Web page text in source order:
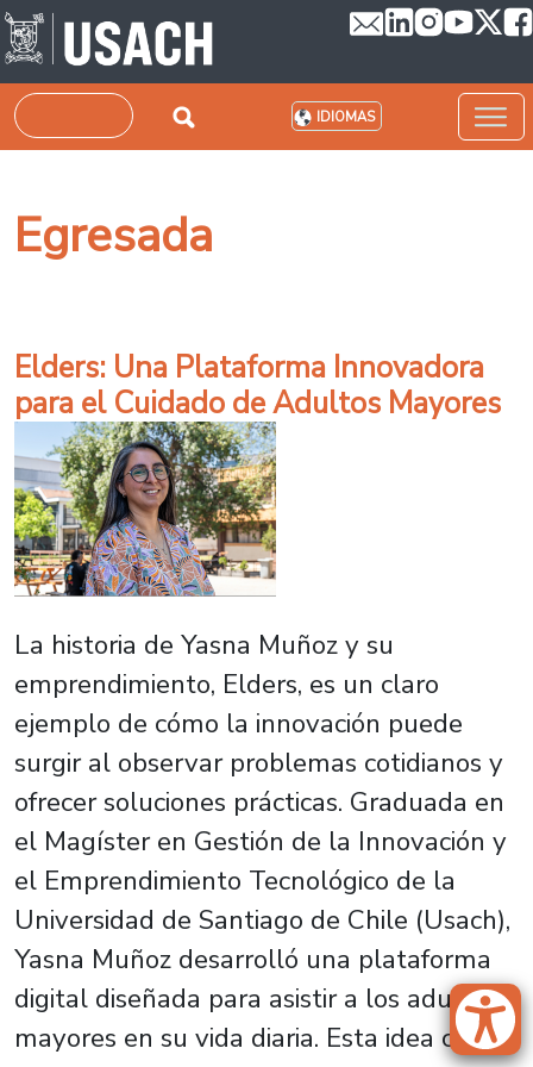
Pasar al contenido principal
Buscar IDIOMAS
Egresada
Elders: Una Plataforma Innovadora
para el Cuidado de Adultos Mayores
La historia de Yasna Muñoz y su
emprendimiento, Elders, es un claro
ejemplo de cómo la innovación puede
surgir al observar problemas cotidianos y
ofrecer soluciones prácticas. Graduada en
el Magíster en Gestión de la Innovación y
el Emprendimiento Tecnológico de la
Universidad de Santiago de Chile (Usach),
Yasna Muñoz desarrolló una plataforma
digital diseñada para asistir a los adultos
mayores en su vida diaria. Esta idea cobró